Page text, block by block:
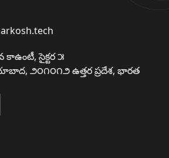
సైక్టర ౫
౨౦౧౦౧౨ ఉత్తర ప్రదేశ, భారత